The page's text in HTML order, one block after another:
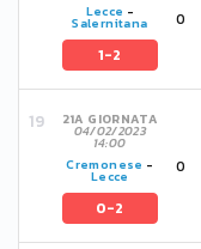
Lecce -
Salernitana
1-2
0
21A GIORNATA
04/02/2023
14:00
Cremonese -
Lecce
0-2
0